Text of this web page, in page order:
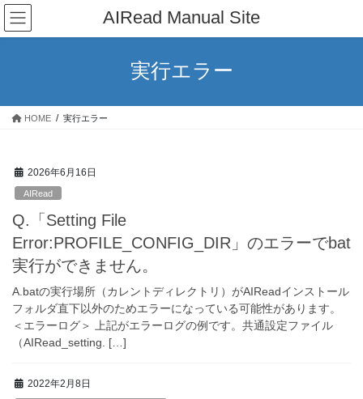
コ
ン
テ
ス
ナ
ビ
ゲ
ン
AIRead Manual Site
実行エラー
HOME 実行エラー
2026年6月16日
AIRead
Q.「Setting File
Error:PROFILE_CONFIG_DIR」のエラーでbat
実行ができません。
A.batの実行場所（カレントディレクトリ）がAIReadインストール
フォルダ直下以外のためエラーになっている可能性があります。
＜エラーログ＞ 上記がエラーログの例です。共通設定ファイル
（AIRead_setting. […]
2022年2月8日